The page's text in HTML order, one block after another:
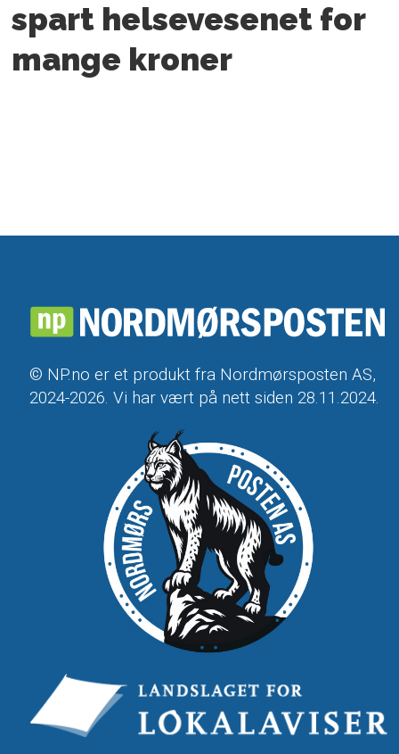
spart helsevesenet for
mange kroner
© NP.no er et produkt fra Nordmørsposten AS,
2024-2026. Vi har vært på nett siden 28.11.2024.